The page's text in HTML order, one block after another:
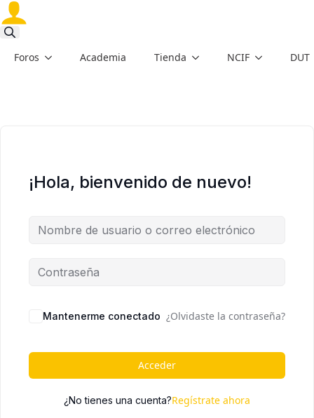
for:Foros Academia Tienda NCIF DUT
¡Hola, bienvenido de nuevo!
Mantenerme conectado ¿Olvidaste la contraseña?
Acceder
¿No tienes una cuenta?Regístrate ahora